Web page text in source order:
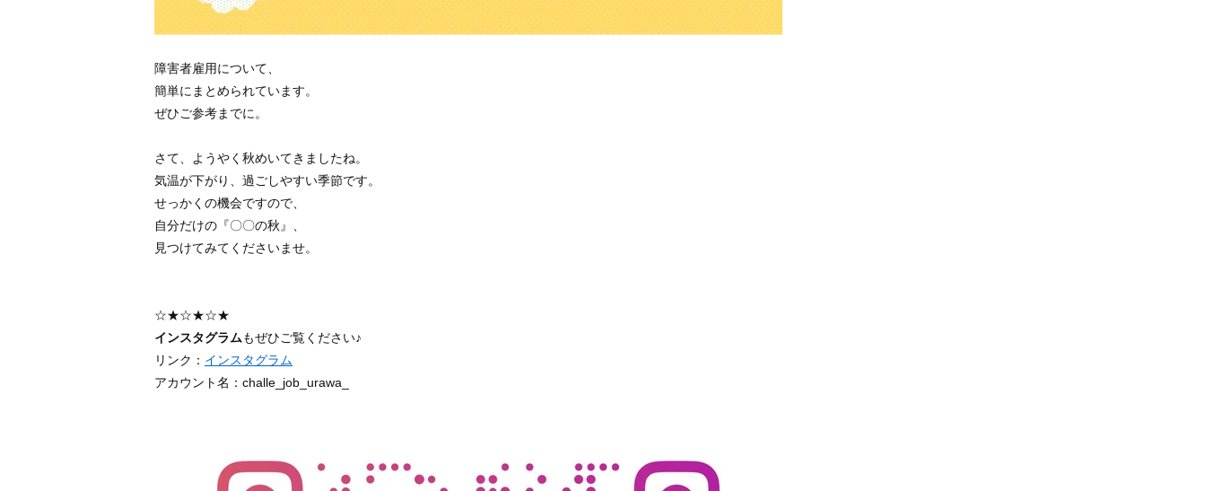
障害者雇用について、
簡単にまとめられています。
ぜひご参考までに。
さて、ようやく秋めいてきましたね。
気温が下がり、過ごしやすい季節です。
せっかくの機会ですので、
自分だけの『〇〇の秋』、
見つけてみてくださいませ。
☆★☆★☆★
インスタグラムもぜひご覧ください♪
リンク： インスタグラム
アカウント名：challe_job_urawa_